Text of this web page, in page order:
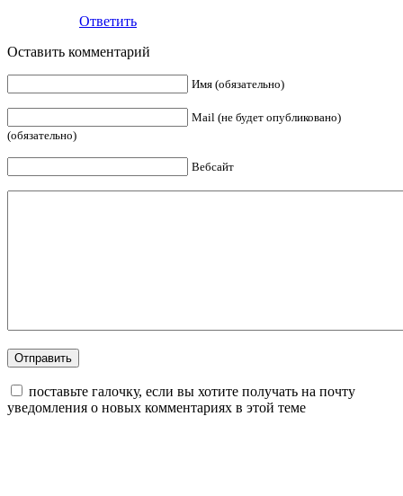
Ответить
Оставить комментарий
Имя (обязательно)
Mail (не будет опубликовано)
(обязательно)
Вебсайт
поставьте галочку, если вы хотите получать на почту
уведомления о новых комментариях в этой теме